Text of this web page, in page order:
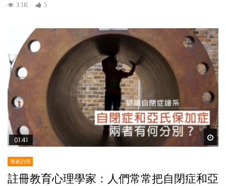
3.1K 5
01:41
專家訪問
註冊教育心理學家：人們常常把自閉症和亞